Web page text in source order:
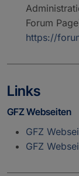
Forum
https://
Links
GFZ Webseiten
GFZ
GFZ